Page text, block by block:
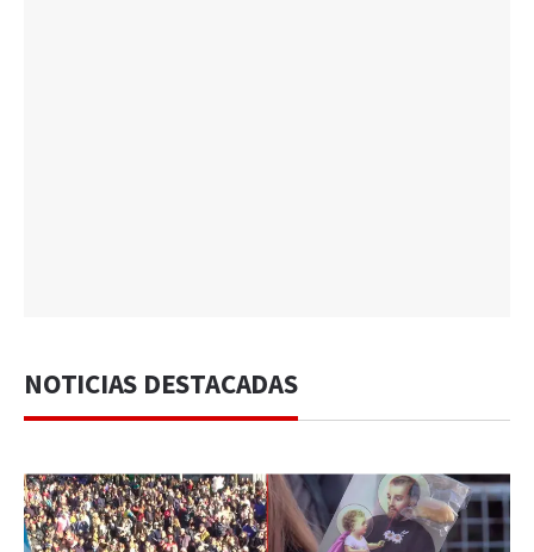
NOTICIAS DESTACADAS